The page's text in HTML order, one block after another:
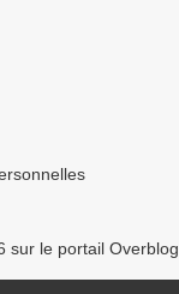
sur le portail Overblog